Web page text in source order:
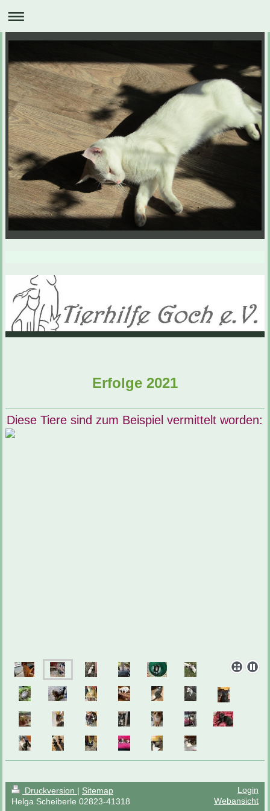
Erfolge 2021
Diese Tiere sind zum Beispiel vermittelt worden:
Druckversion
Sitemap
Helga Scheiberle 02823-41318
Login
Webansicht